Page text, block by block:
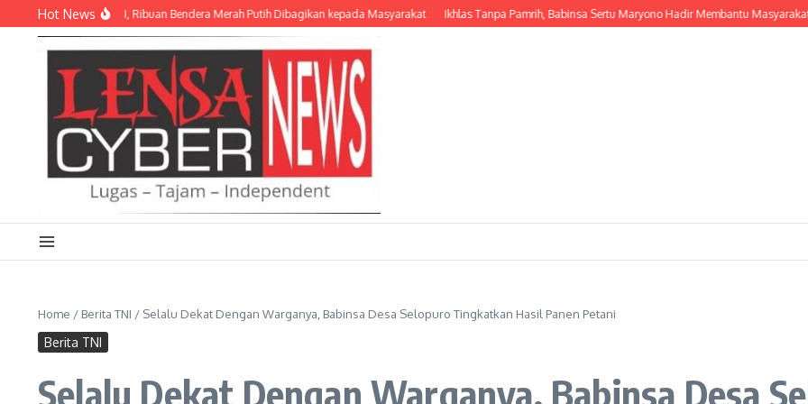
Lewati ke konten
Hot News
HUT Ke-81 RI, Ribuan Bendera Merah Putih Dibagikan kepada Masyarakat Ikhlas Tanpa Pamrih, Babinsa Sertu Maryono Hadir Membantu Masyarakat
Home / Berita TNI / Selalu Dekat Dengan Warganya, Babinsa Desa Selopuro Tingkatkan Hasil Panen Petani
Berita TNI
Selalu Dekat Dengan Warganya, Babinsa Desa